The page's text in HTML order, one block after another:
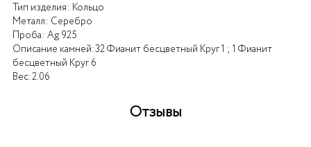
Тип изделия: Кольцо
Металл: Серебро
Проба: Ag 925
Описание камней:32 Фианит бесцветный Круг 1 ; 1 Фианит
бесцветный Круг 6
Вес:2.06
Отзывы